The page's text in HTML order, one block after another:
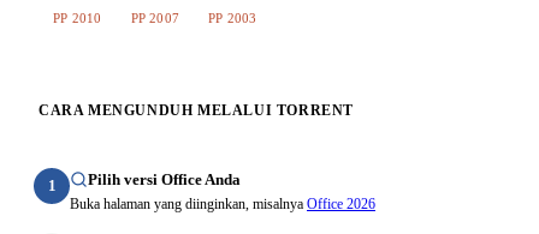
PP 2010
PP 2007 PP 2003
CARA MENGUNDUH MELALUI TORRENT
1 Pilih versi Office Anda
Buka halaman yang diinginkan, misalnya Office 2026